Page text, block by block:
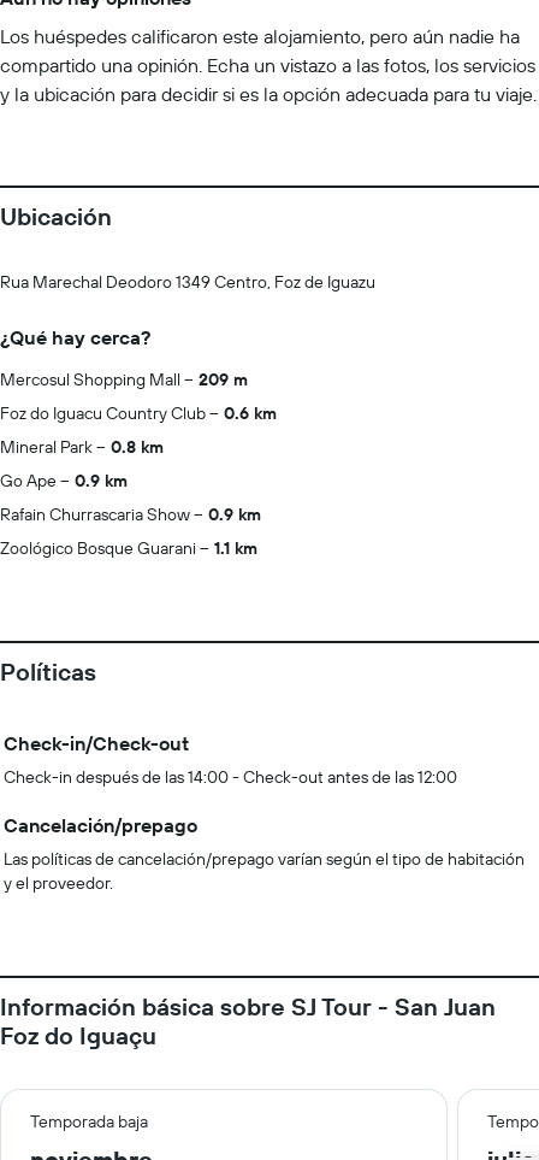
Los huéspedes calificaron este alojamiento, pero aún nadie ha
compartido una opinión. Echa un vistazo a las fotos, los servicios
y la ubicación para decidir si es la opción adecuada para tu viaje.
Ubicación
Rua Marechal Deodoro 1349 Centro, Foz de Iguazu
¿Qué hay cerca?
Mercosul Shopping Mall
209 m
Foz do Iguacu Country Club
0.6 km
Mineral Park
0.8 km
Go Ape
0.9 km
Rafain Churrascaria Show
0.9 km
Zoológico Bosque Guarani
1.1 km
Políticas
Check-in/Check-out
Check-in después de las 14:00 - Check-out antes de las 12:00
Cancelación/prepago
Las políticas de cancelación/prepago varían según el tipo de habitación
y el proveedor.
Información básica sobre SJ Tour - San Juan
Foz do Iguaçu
Temporada baja